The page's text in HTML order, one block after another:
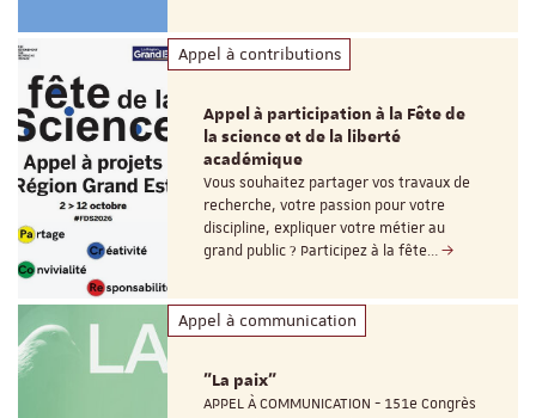
Appel à contributions
Appel à participation à la Fête de
la science et de la liberté
académique
Vous souhaitez partager vos travaux de
recherche, votre passion pour votre
discipline, expliquer votre métier au
grand public ? Participez à la fête…
Appel à communication
"La paix"
APPEL À COMMUNICATION - 151e Congrès